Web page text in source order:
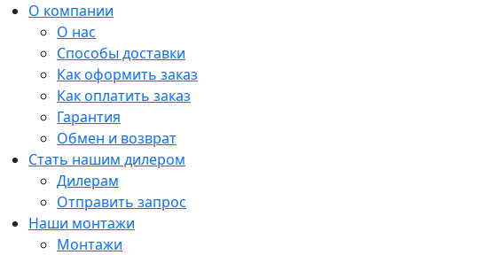
О компании
О нас
Способы доставки
Как оформить заказ
Как оплатить заказ
Гарантия
Обмен и возврат
Стать нашим дилером
Дилерам
Отправить запрос
Наши монтажи
Монтажи